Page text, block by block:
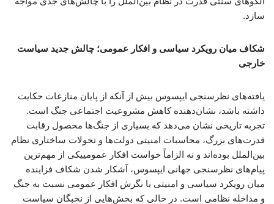
سازد.
شکاف میان رویکرد سیاسی و افکار عمومی؛ چالش جدید سیاست
خارجی
یافته‌های نظرسنجی ایپسوس بیش از آنکه از پایان منازعات حکایت
داشته باشد، نشان‌دهنده کاهش مشروعیت اجتماعی جنگ است.
تجربه تاریخی نشان می‌دهد که بسیاری از جنگ‌ها محصول رقابت
قدرت‌های بزرگ، محاسبات امنیتی دولت‌ها و تحولات ساختاری نظام
بین‌الملل بوده‌اند و نه الزاماً خواست افکار عمومییکی از مهم‌ترین
پیام‌های نظرسنجی جهانی ایپسوس، آشکار شدن شکاف فزاینده
میان رویکرد سیاسی و امنیتی با نگرش افکار عمومی نسبت به جنگ
و مداخله نظامی است. در حالی که بخش‌هایی از نخبگان سیاست